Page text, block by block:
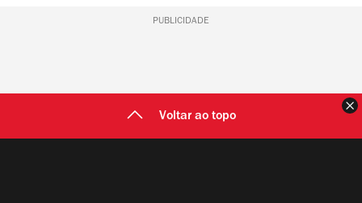
PUBLICIDADE
Voltar ao topo